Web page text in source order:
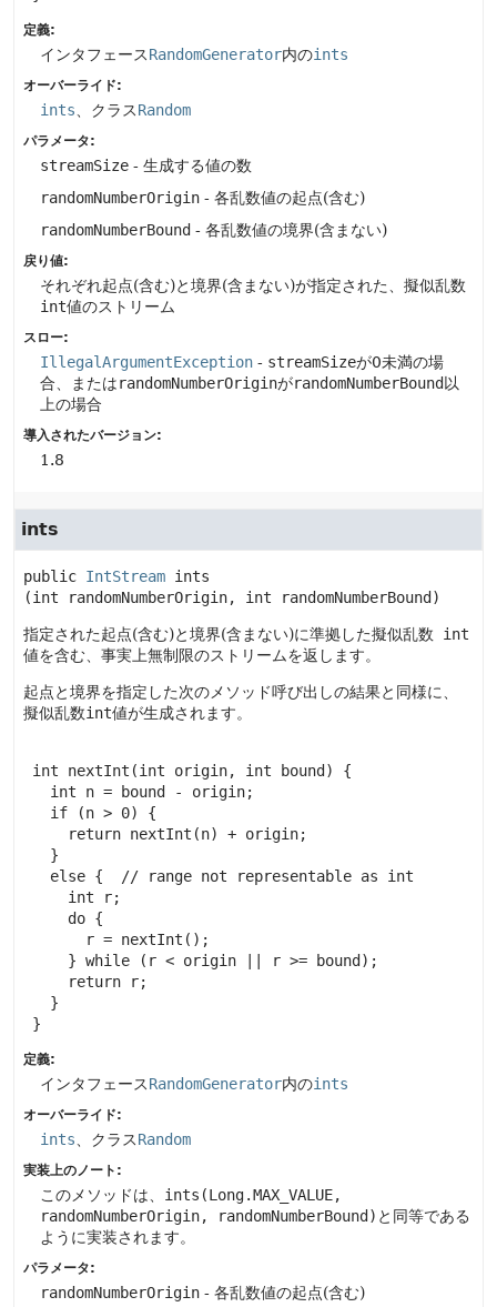
定義:
インタフェースRandomGenerator内のints
オーバーライド:
ints 、クラスRandom
パラメータ:
streamSize - 生成する値の数
randomNumberOrigin - 各乱数値の起点(含む)
randomNumberBound - 各乱数値の境界(含まない)
戻り値:
それぞれ起点(含む)と境界(含まない)が指定された、擬似乱数
int値のストリーム
スロー:
IllegalArgumentException - streamSizeが0未満の場
合、またはrandomNumberOriginがrandomNumberBound 以
上の場合
導入されたバージョン:
1.8
ints
public IntStream ints
(int randomNumberOrigin, int randomNumberBound)
指定された起点(含む)と境界(含まない)に準拠した擬似乱数 int
値を含む、事実上無制限のストリームを返します。
起点と境界を指定した次のメソッド呼び出しの結果と同様に、
擬似乱数int値が生成されます。
int nextInt(int origin, int bound) {
   int n = bound - origin;
   if (n > 0) {
     return nextInt(n) + origin;
   }
   else {  // range not representable as int
     int r;
     do {
       r = nextInt();
     } while (r < origin || r >= bound);
     return r;
   }
}
定義:
インタフェースRandomGenerator内のints
オーバーライド:
ints 、クラスRandom
実装上のノート:
このメソッドは、 ints(Long.MAX_VALUE,
randomNumberOrigin, randomNumberBound) と同等である
ように実装されます。
パラメータ:
randomNumberOrigin - 各乱数値の起点(含む)